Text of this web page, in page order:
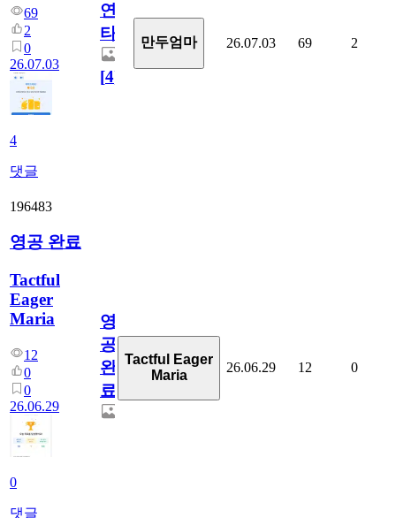
69
2
0
26.07.03
4
댓글
연
타
[4]
만두엄마 26.07.03 69 2
196483
영공 완료
Tactful
Eager
Maria
12
0
0
26.06.29
0
댓글
영
공
완
료
Tactful Eager
Maria
26.06.29 12 0